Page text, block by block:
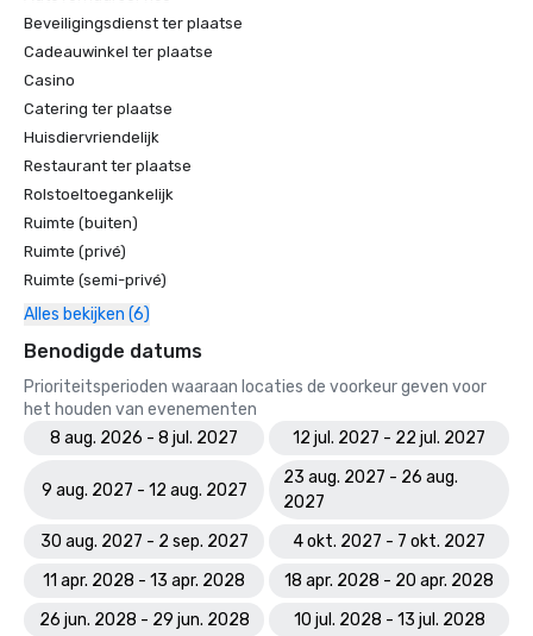
Beveiligingsdienst ter plaatse
Cadeauwinkel ter plaatse
Casino
Catering ter plaatse
Huisdiervriendelijk
Restaurant ter plaatse
Rolstoeltoegankelijk
Ruimte (buiten)
Ruimte (privé)
Ruimte (semi-privé)
Alles bekijken (6)
Benodigde datums
Prioriteitsperioden waaraan locaties de voorkeur geven voor
het houden van evenementen
8 aug. 2026 - 8 jul. 2027
12 jul. 2027 - 22 jul. 2027
9 aug. 2027 - 12 aug. 2027
23 aug. 2027 - 26 aug.
2027
30 aug. 2027 - 2 sep. 2027
4 okt. 2027 - 7 okt. 2027
11 apr. 2028 - 13 apr. 2028
18 apr. 2028 - 20 apr. 2028
26 jun. 2028 - 29 jun. 2028
10 jul. 2028 - 13 jul. 2028